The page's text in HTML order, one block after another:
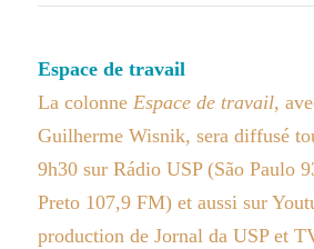
Espace de travail
La colonne Espace de travail,
Guilherme Wisnik, sera diffusé
9h30 sur Rádio USP (São Paulo
Preto 107,9 FM) et aussi sur
production de Jornal da USP et